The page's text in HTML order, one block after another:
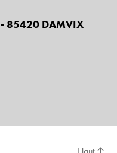
- 85420 DAMVIX